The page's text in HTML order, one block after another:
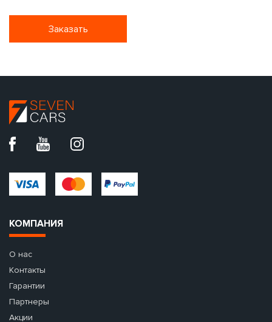
Заказать
КОМПАНИЯ
О нас
Контакты
Гарантии
Партнеры
Акции